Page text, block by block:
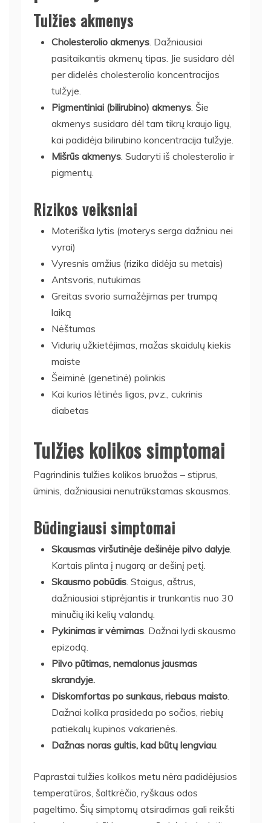
Tulžies akmenys
Cholesterolio akmenys . Dažniausiai
pasitaikantis akmenų tipas. Jie susidaro dėl
per didelės cholesterolio koncentracijos
tulžyje.
Pigmentiniai (bilirubino) akmenys . Šie
akmenys susidaro dėl tam tikrų kraujo ligų,
kai padidėja bilirubino koncentracija tulžyje.
Mišrūs akmenys . Sudaryti iš cholesterolio ir
pigmentų.
Rizikos veiksniai
Moteriška lytis (moterys serga dažniau nei
vyrai)
Vyresnis amžius (rizika didėja su metais)
Antsvoris, nutukimas
Greitas svorio sumažėjimas per trumpą
laiką
Nėštumas
Vidurių užkietėjimas, mažas skaidulų kiekis
maiste
Šeiminė (genetinė) polinkis
Kai kurios lėtinės ligos, pvz., cukrinis
diabetas
Tulžies kolikos simptomai
Pagrindinis tulžies kolikos bruožas – stiprus,
ūminis, dažniausiai nenutrūkstamas skausmas.
Būdingiausi simptomai
Skausmas viršutinėje dešinėje pilvo dalyje
Kartais plinta į nugarą ar dešinį petį.
Skausmo pobūdis . Staigus, aštrus,
dažniausiai stiprėjantis ir trunkantis nuo 30
minučių iki kelių valandų.
Pykinimas ir vėmimas . Dažnai lydi skausmo
epizodą.
Pilvo pūtimas, nemalonus jausmas
skrandyje.
Diskomfortas po sunkaus, riebaus maisto
Dažnai kolika prasideda po sočios, riebių
patiekalų kupinos vakarienės.
Dažnas noras gultis, kad būtų lengviau
Paprastai tulžies kolikos metu nėra padidėjusios
temperatūros, šaltkrėčio, ryškaus odos
pageltimo. Šių simptomų atsiradimas gali reikšti